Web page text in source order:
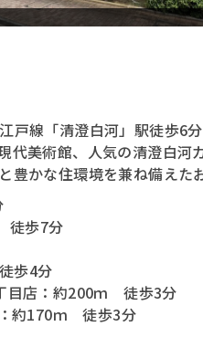
戸線「清澄白河」駅徒歩6
代美術館、人気の清澄白河
豊かな住環境を兼ね備えた
徒歩7分
歩4分
目店：約200ｍ 徒歩3分
約170ｍ 徒歩3分